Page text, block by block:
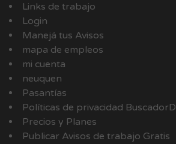
Links de trabajo
Login
Manejá tus Avisos
mapa de empleos
mi cuenta
neuquen
Pasantías
Políticas de privacidad
Precios y Planes
Publicar Avisos de trabajo Gratis